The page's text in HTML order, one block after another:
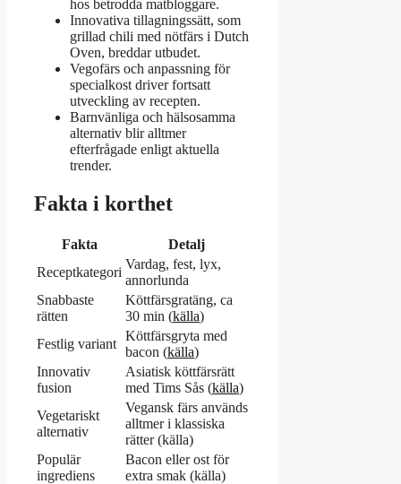
hos betrodda matbloggare.
Innovativa tillagningssätt, som
grillad chili med nötfärs i Dutch
Oven, breddar utbudet.
Vegofärs och anpassning för
specialkost driver fortsatt
utveckling av recepten.
Barnvänliga och hälsosamma
alternativ blir alltmer
efterfrågade enligt aktuella
trender.
Fakta i korthet
Fakta
Detalj
Receptkategori
Vardag, fest, lyx,
annorlunda
Snabbaste
rätten
Köttfärsgratäng, ca
30 min (källa)
Festlig variant
Köttfärsgryta med
bacon (källa)
Innovativ
fusion
Asiatisk köttfärsrätt
med Tims Sås (källa)
Vegetariskt
alternativ
Vegansk färs används
alltmer i klassiska
rätter (källa)
Populär
ingrediens
Bacon eller ost för
extra smak (källa)